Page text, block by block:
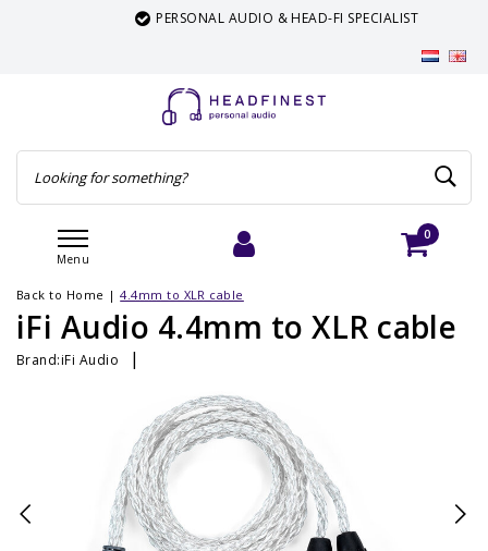
PERSONAL AUDIO & HEAD-FI SPECIALIST
Menu
0
Back to Home |4.4mm to XLR cable
iFi Audio 4.4mm to XLR cable
Brand:iFi Audio |